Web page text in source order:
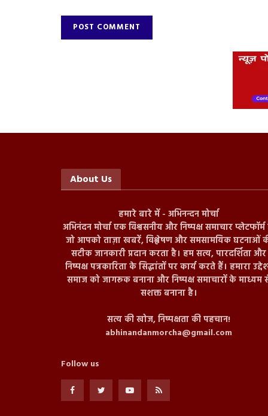
About Us
हमारे बारे में - अभिनन्दन मोर्चा
अभिनंदन मोर्चा एक विश्वसनीय और निष्पक्ष समाचार
जो आपको ताज़ा खबरें, विश्लेषण और समसामयिक घटनाओं
सटीक जानकारी प्रदान करता है। हम सत्य, पारदर्शिता और
निष्पक्ष पत्रकारिता के सिद्धांतों पर कार्य करते हैं। हमारा
समाज को जागरूक बनाना और निष्पक्ष समाचारों के माध्यम
सशक्त बनाना है।
सत्य की खोज, निष्पक्षता की पहचान!
abhinandanmorcha@gmail.com
Follow us